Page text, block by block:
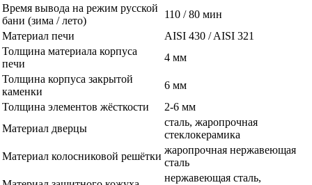
Время вывода на режим русской
бани (зима / лето)
110 / 80 мин
Материал печи
AISI 430 / AISI 321
Толщина материала корпуса
печи
4 мм
Толщина корпуса закрытой
каменки
6 мм
Толщина элементов жёсткости
2-6 мм
Материал дверцы
сталь, жаропрочная
стеклокерамика
Материал колосниковой решётки
жаропрочная нержавеющая
сталь
нержавеющая сталь,